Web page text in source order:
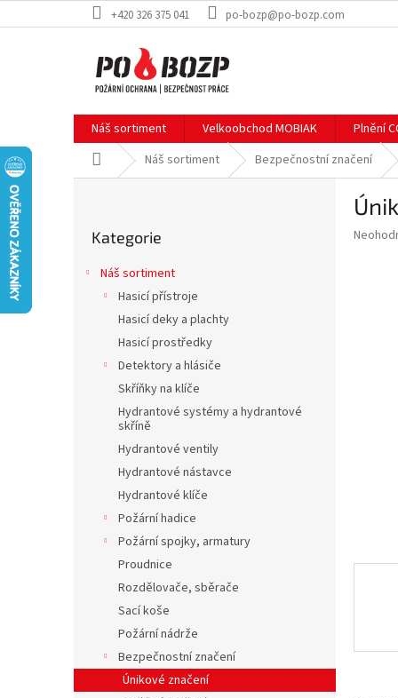
na
+420 326 375 041 po-bozp@po-bozp.com
Náš sortiment Velkoobchod MOBIAK
Plnění
Domů Náš sortiment Bezpečnostní značení
kategorie
Kategorie
Náš sortiment
Hasicí přístroje
Hasicí deky a plachty
Hasicí prostředky
Detektory a hlásiče
Skříňky na klíče
Hydrantové systémy a hydrantové
skříně
Hydrantové ventily
Hydrantové nástavce
Hydrantové klíče
Požární hadice
Požární spojky, armatury
Proudnice
Rozdělovače, sběrače
Sací koše
Požární nádrže
Bezpečnostní značení
Únikové značení